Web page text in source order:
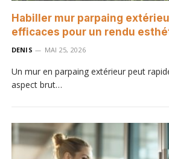
Habiller mur parpaing
efficaces pour un rendu
DENIS MAI 25, 2026
Un mur en parpaing extérieur peut
aspect brut…